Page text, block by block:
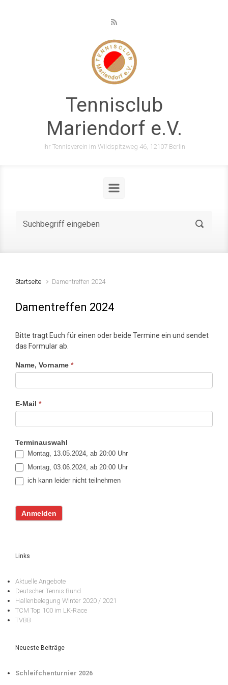
Tennisclub
Mariendorf e.V.
Ihr Tennisverein im Wildspitzweg 46, 12107 Berlin
Startseite Damentreffen 2024
Damentreffen 2024
Bitte tragt Euch für einen oder beide Termine ein und sendet
das Formular ab.
Damentreffen
Name, Vorname *
E-Mail *
Terminauswahl
Montag, 13.05.2024, ab 20:00 Uhr
Montag, 03.06.2024, ab 20:00 Uhr
ich kann leider nicht teilnehmen
Anmelden
Links
Aktuelle Angebote
Deutscher Tennis Bund
Hallenbelegung Winter 2020 / 2021
TCM Top 100 im LK-Race
TVBB
Neueste Beiträge
Schleifchenturnier 2026